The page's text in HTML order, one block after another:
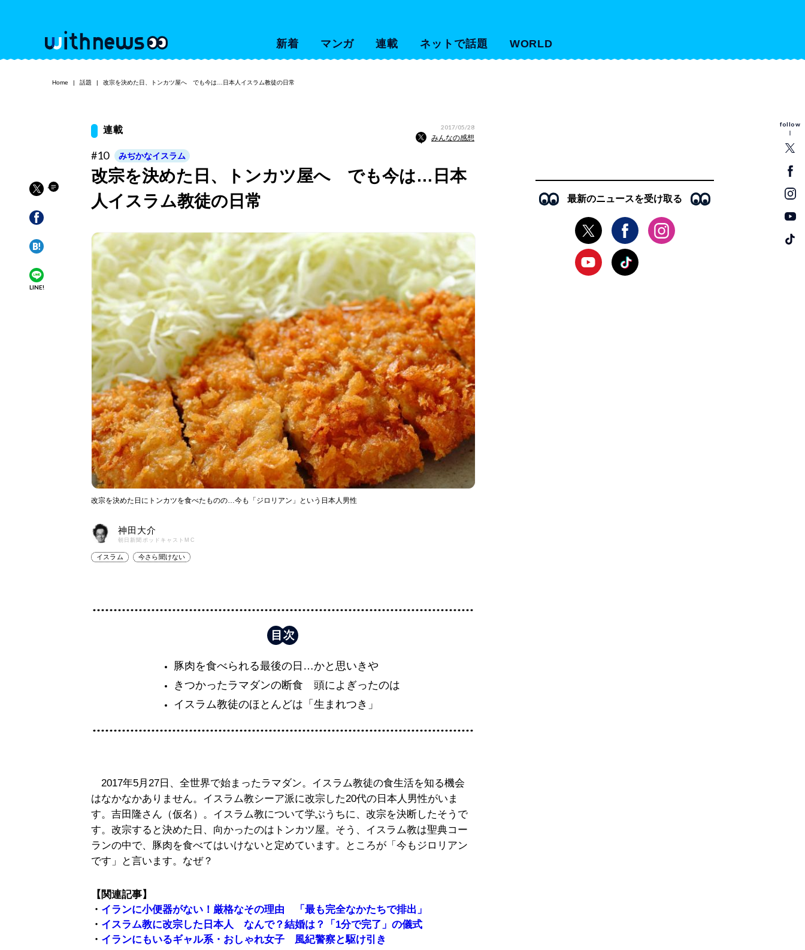
新着 マンガ 連載 ネットで話題 WORLD
follow
Home 話題 改宗を決めた日、トンカツ屋へ でも今は…日本人イスラム教徒の日常
LINE!
連載 2017/05/28
みんなの感想
#10 みぢかなイスラム
改宗を決めた日、トンカツ屋へ でも今は…日本
人イスラム教徒の日常
改宗を決めた日にトンカツを食べたものの…今も「ジロリアン」という日本人男性
神田大介
朝日新聞ポッドキャストMC
イスラム 今さら聞けない
豚肉を食べられる最後の日…かと思いきや
きつかったラマダンの断食 頭によぎったのは
イスラム教徒のほとんどは「生まれつき」
2017年5月27日、全世界で始まったラマダン。イスラム教徒の食生活を知る機会
はなかなかありません。イスラム教シーア派に改宗した20代の日本人男性がいま
す。吉田隆さん（仮名）。イスラム教について学ぶうちに、改宗を決断したそうで
す。改宗すると決めた日、向かったのはトンカツ屋。そう、イスラム教は聖典コー
ランの中で、豚肉を食べてはいけないと定めています。ところが「今もジロリアン
です」と言います。なぜ？
【関連記事】
・ イランに小便器がない！厳格なその理由 「最も完全なかたちで排出」
・ イスラム教に改宗した日本人 なんで？結婚は？「1分で完了」の儀式
・ イランにもいるギャル系・おしゃれ女子 風紀警察と駆け引き
最新のニュースを受け取る